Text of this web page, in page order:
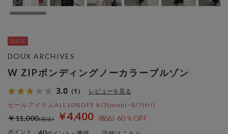
W ZIPボンディングノーカラーブルゾン
3.0 （1） レビューを見る
セールアイテムALL10%OFF 8/3(mon)~8/7(fri)
￥4,400 60％OFF
￥11,000
ポイント
DOUX ARCHIVES